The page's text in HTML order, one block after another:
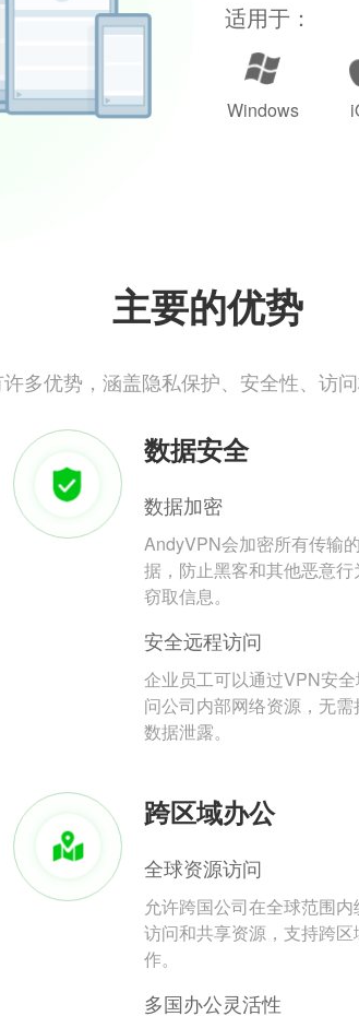
适用于：
Windows
主要的优势
多优势，涵盖隐私保护、安全性、访
数据安全
数据加密
AndyVPN会加密所有传输
据，防止黑客和其他恶意行
窃取信息。
安全远程访问
企业员工可以通过VPN安
问公司内部网络资源，无需
数据泄露。
跨区域办公
全球资源访问
允许跨国公司在全球范围内
访问和共享资源，支持跨区
作。
多国办公灵活性